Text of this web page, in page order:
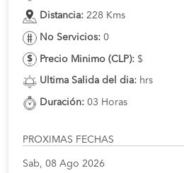
Distancia: 228 Kms
No Servicios: 0
Precio Minimo (CLP): $
Ultima Salida del dia: hrs
Duración: 03 Horas
PROXIMAS FECHAS
Sab, 08 Ago 2026